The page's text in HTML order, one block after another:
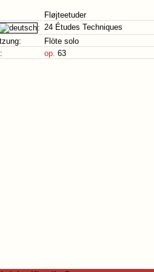
Fløjteetuder
: 24 Études Techniques
Flöte solo
op. 63